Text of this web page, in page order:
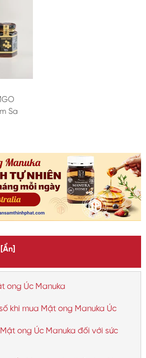
Sa
[Ẩn]
ong Úc Manuka
khi mua Mật ong Manuka Úc
ong Úc Manuka đối với sức